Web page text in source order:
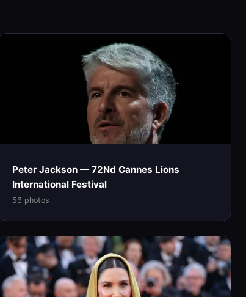
Peter Jackson — 72Nd Cannes Lions
International Festival
56 photos